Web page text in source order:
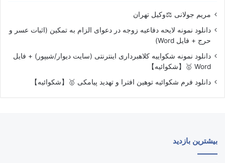
مریم جولانی ⚖️وکیل تهران
دانلود نمونه لایحه دفاعیه زوجه در دعوای الزام به تمکین (اثبات عسر و
حرج + فایل Word)
دانلود نمونه شکواییه کلاهبرداری اینترنتی (سایت دیوار/شیپور) + فایل
Word 🥇【شکوائیه】
دانلود فرم شکوائیه توهین افترا و تهدید پیامکی 🥇【شکوائیه】
بیشترین بازدید